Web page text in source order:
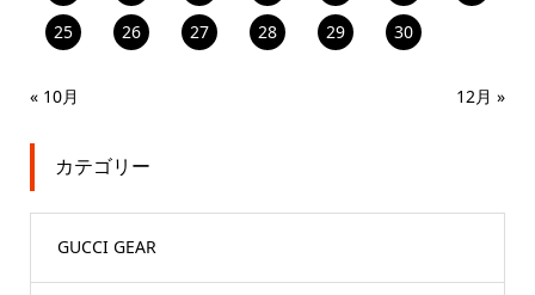
25
26 27 28 29 30
« 10月 12月 »
カテゴリー
GUCCI GEAR